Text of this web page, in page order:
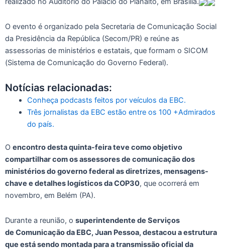
O evento é organizado pela Secretaria de Comunicação Social
da Presidência da República (Secom/PR) e reúne as
assessorias de ministérios e estatais, que formam o SICOM
(Sistema de Comunicação do Governo Federal).
Notícias relacionadas:
Conheça podcasts feitos por veículos da EBC.
Três jornalistas da EBC estão entre os 100 +Admirados
do país.
O encontro desta quinta-feira teve como objetivo
compartilhar com os assessores de comunicação dos
ministérios do governo federal as diretrizes, mensagens-
chave e detalhes logísticos da COP30, que ocorrerá em
novembro, em Belém (PA).
Durante a reunião, o superintendente de Serviços
de Comunicação da EBC, Juan Pessoa, destacou a estrutura
que está sendo montada para a transmissão oficial da